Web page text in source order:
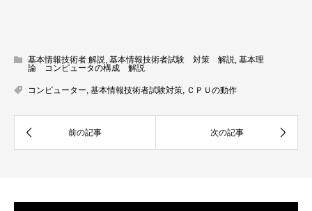
基本情報技術者 解説, 基本情報技術者試験 対策 解説, 基本理
論 コンピュータの構成 解説
コンピューター, 基本情報技術者試験対策, ＣＰＵの動作